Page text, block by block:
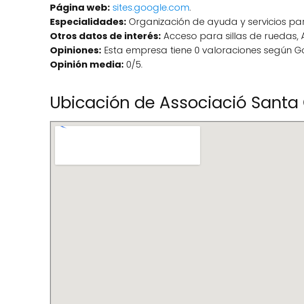
Página web: sites.google.com.
Especialidades: Organización de ayuda y servicios
Otros datos de interés: Acceso para sillas de ruedas,
Opiniones: Esta empresa tiene 0 valoraciones según
Opinión media: 0/5.
Ubicación de Associació